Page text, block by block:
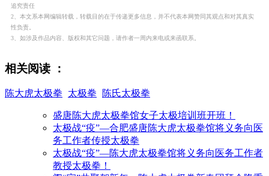
追究责任
2、本文系本网编辑转载，转载目的在于传递更多信息，并不代表本网赞同其观点和对其真实
性负责。
3、如涉及作品内容、版权和其它问题，请作者一周内来电或来函联系。
相关阅读 ：
陈大虎太极拳 太极拳 陈氏太极拳
盛唐陈大虎太极拳馆女子太极培训班开班！
太极战“疫”—合肥盛唐陈大虎太极拳馆将义务向医
务工作者传授太极拳
太极战“疫”—陈大虎太极拳馆将义务向医务工作者
教授太极拳！